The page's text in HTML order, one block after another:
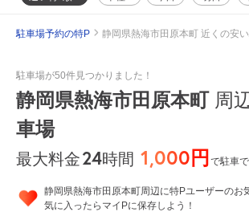
駐車場予約の特P 静岡県熱海市田原本町 近くの安
駐車場が50件見つかりました！
静岡県熱海市田原本町周
車場
最大料金24時間 1,000円で駐車
静岡県熱海市田原本町周辺に特Pユーザーのお
気に入ったらマイPに保存しよう！